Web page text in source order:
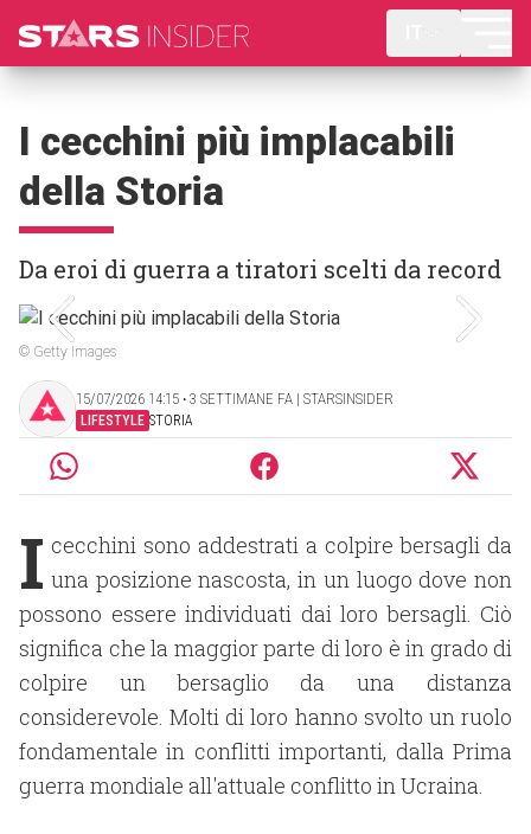
I cecchini più implacabili
della Storia
Da eroi di guerra a tiratori scelti da record
© Getty Images
15/07/2026 14:15 ‧ 3 SETTIMANE FA | STARSINSIDER
LIFESTYLE STORIA
I cecchini sono addestrati a colpire bersagli da
una posizione nascosta, in un luogo dove non
possono essere individuati dai loro bersagli. Ciò
significa che la maggior parte di loro è in grado di
colpire un bersaglio da una distanza
considerevole. Molti di loro hanno svolto un ruolo
fondamentale in conflitti importanti, dalla Prima
guerra mondiale all'attuale conflitto in Ucraina.